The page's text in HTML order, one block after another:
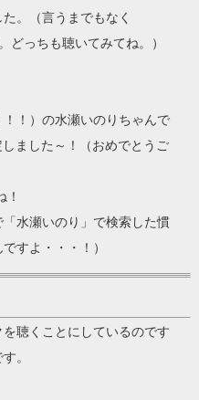
。（言うまでもなく
どっちも聴いてみてね。）
！）の水瀬いのりちゃんで
ました～！（おめでとうご
！
「水瀬いのり」で検索した慣
すよ・・・！）
聴くことにしているのです
。